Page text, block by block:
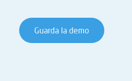
Guarda la demo